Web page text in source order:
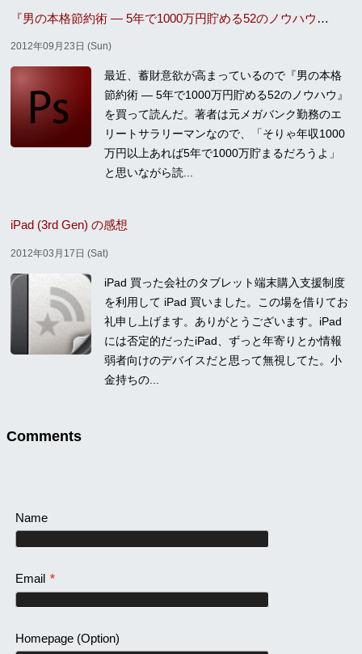
『男の本格節約術 — 5年で1000万円貯める52のノウハウ』を読んだ
2012年09月23日 (Sun)
最近、蓄財意欲が高まっているので『男の本格
節約術 — 5年で1000万円貯める52のノウハウ』
を買って読んだ。著者は元メガバンク勤務のエ
リートサラリーマンなので、「そりゃ年収1000
万円以上あれば5年で1000万貯まるだろうよ」
と思いながら読...
iPad (3rd Gen) の感想
2012年03月17日 (Sat)
iPad 買った会社のタブレット端末購入支援制度
を利用して iPad 買いました。この場を借りてお
礼申し上げます。ありがとうございます。iPad
には否定的だったiPad、ずっと年寄りとか情報
弱者向けのデバイスだと思って無視してた。小
金持ちの...
Comments
Name
Email *
Homepage(Option)